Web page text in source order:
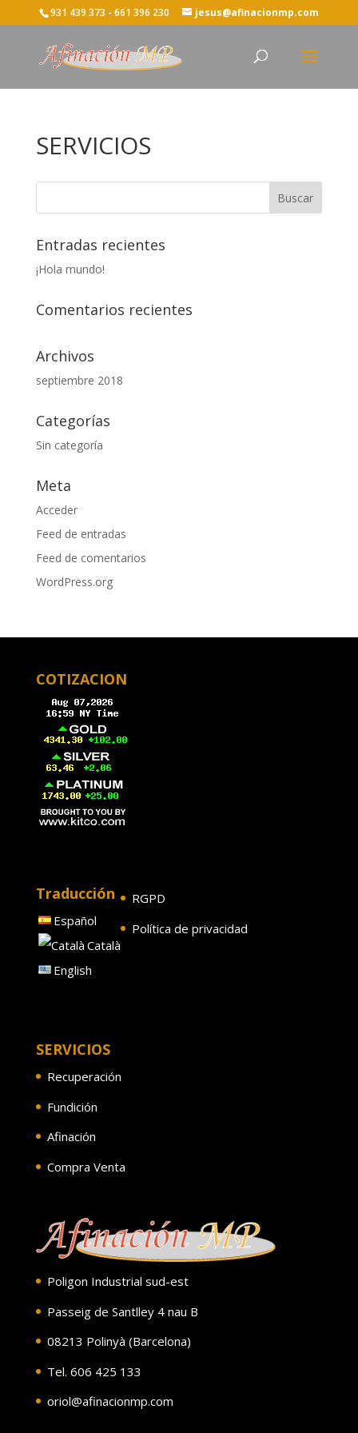
931 439 373 - 661 396 230 jesus@afinacionmp.com
SERVICIOS
Entradas recientes
¡Hola mundo!
Comentarios recientes
Archivos
septiembre 2018
Categorías
Sin categoría
Meta
Acceder
Feed de entradas
Feed de comentarios
WordPress.org
COTIZACION
Traducción
Español
Català
English
RGPD
Política de privacidad
SERVICIOS
Recuperación
Fundición
Afinación
Compra Venta
Poligon Industrial sud-est
Passeig de Santlley 4 nau B
08213 Polinyà (Barcelona)
Tel. 606 425 133
oriol@afinacionmp.com